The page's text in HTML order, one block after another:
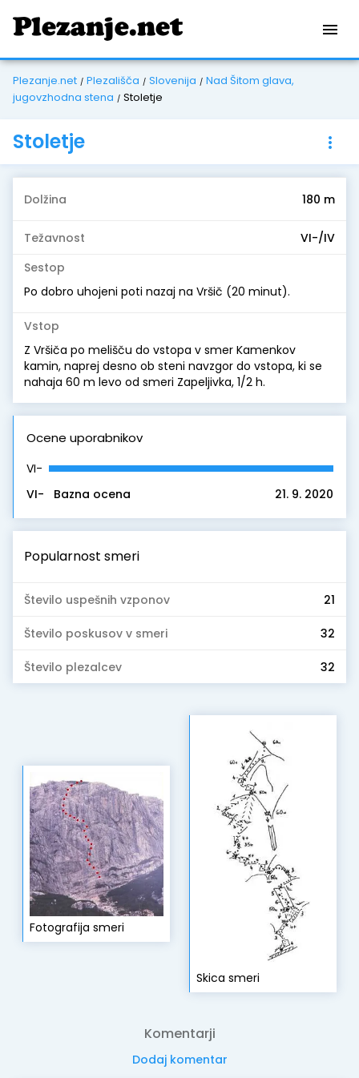
menu
Plezanje.net / Plezališča / Slovenija / Nad Šitom glava,
jugovzhodna stena / Stoletje
Stoletje more_vert
Dolžina 180 m
Težavnost
VI-/IV
Sestop
Po dobro uhojeni poti nazaj na Vršič (20 minut).
Vstop
Z Vršiča po melišču do vstopa v smer Kamenkov
kamin, naprej desno ob steni navzgor do vstopa, ki se
nahaja 60 m levo od smeri Zapeljivka, 1/2 h.
Ocene uporabnikov
VI-
VI-
Bazna ocena 21. 9. 2020
Popularnost smeri
Število uspešnih vzponov 21
Število poskusov v smeri 32
Število plezalcev 32
Fotografija smeri
Skica smeri
Komentarji
Dodaj komentar